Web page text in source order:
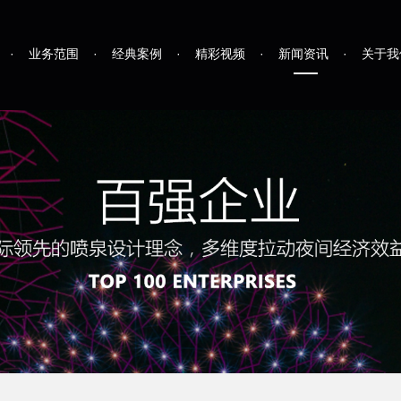
· 业务范围 · 经典案例 · 精彩视频 · 新闻资讯 · 关于